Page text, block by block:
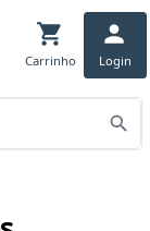
Carrinho Login